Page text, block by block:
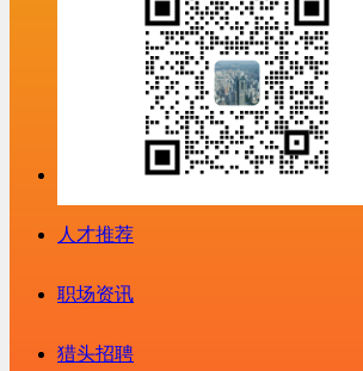
人才推荐
职场资讯
猎头招聘